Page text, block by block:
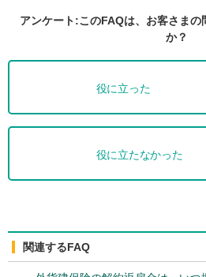
アンケート:このFAQは、お客さまの
か？
役に立った
役に立たなかった
関連するFAQ